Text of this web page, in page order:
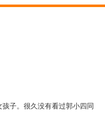
子。很久没有看过郭小四同